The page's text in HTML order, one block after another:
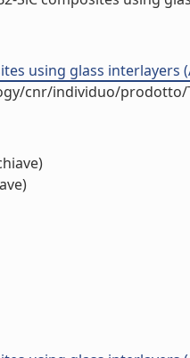
using glass interlayers
cnr/individuo/prodotto/